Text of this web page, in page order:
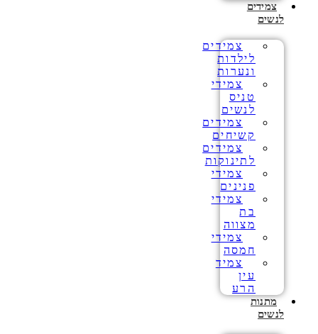
צמידים
לנשים
צמידים
לילדות
ונערות
צמידי
טניס
לנשים
צמידים
קשיחים
צמידים
לתינוקות
צמידי
פנינים
צמידי
בת
מצווה
צמידי
חמסה
צמיד
עין
הרע
מתנות
לנשים